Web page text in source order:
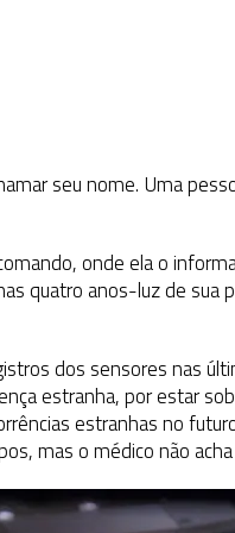
seu nome. Uma
onde ela o
quatro anos-luz de sua
dos sensores nas
estranha, por estar
estranhas no
mas o médico não